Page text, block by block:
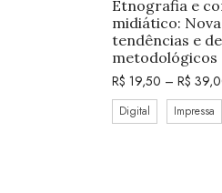
Etnografia e
midiático:
tendências e
metodológicos
R$ 19,50 – R$
Digital Impressa